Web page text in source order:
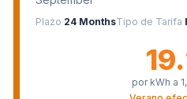
Plazo 24 MonthsTipo de Tarifa
por kWh a